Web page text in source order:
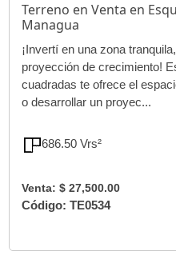
Terreno en Venta en
Managua
¡Invertí en una zona
proyección de crecimiento!
cuadradas te ofrece el
o desarrollar un proyec...
686.50 Vrs²
Venta: $ 27,500.00
Código: TE0534